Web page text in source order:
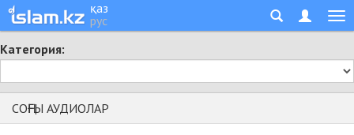
қаз
рус
Категория:
СОҢҒЫ АУДИОЛАР